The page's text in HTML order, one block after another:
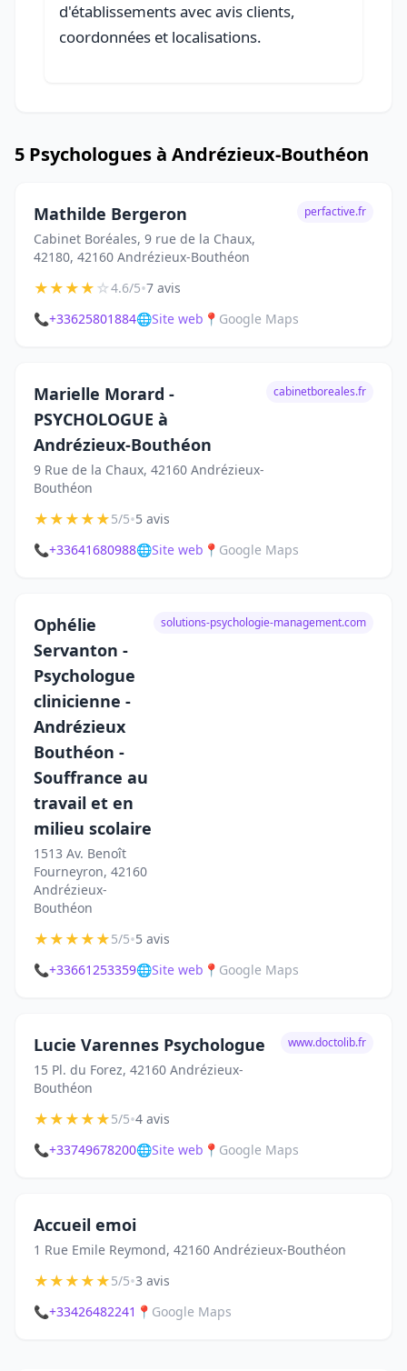
d'établissements avec avis clients,
coordonnées et localisations.
5 Psychologues à Andrézieux-Bouthéon
Mathilde Bergeron
Cabinet Boréales, 9 rue de la Chaux,
42180, 42160 Andrézieux-Bouthéon
perfactive.fr
★★★★☆4.6/5•7 avis
📞+33625801884🌐Site web 📍 Google Maps
Marielle Morard -
PSYCHOLOGUE à
Andrézieux-Bouthéon
9 Rue de la Chaux, 42160 Andrézieux-
Bouthéon
cabinetboreales.fr
★★★★★5/5•5 avis
📞+33641680988🌐Site web 📍 Google Maps
Ophélie
Servanton -
Psychologue
clinicienne -
Andrézieux
Bouthéon -
Souffrance au
travail et en
milieu scolaire
1513 Av. Benoît
Fourneyron, 42160
Andrézieux-
Bouthéon
solutions-psychologie-management.com
★★★★★5/5•5 avis
📞+33661253359🌐Site web 📍 Google Maps
Lucie Varennes Psychologue
15 Pl. du Forez, 42160 Andrézieux-
Bouthéon
www.doctolib.fr
★★★★★5/5•4 avis
📞+33749678200🌐Site web 📍 Google Maps
Accueil emoi
1 Rue Emile Reymond, 42160 Andrézieux-Bouthéon
★★★★★5/5•3 avis
📞+33426482241 📍 Google Maps